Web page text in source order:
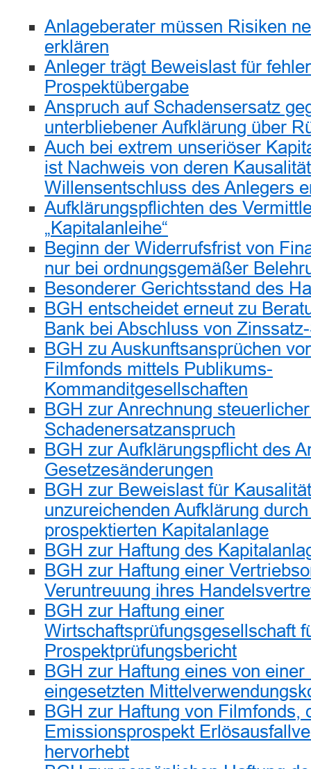
Anlageberater müssen Risiken
erklären
Anleger trägt Beweislast für
Prospektübergabe
Anspruch auf Schadensersatz
unterbliebener Aufklärung über
Auch bei extrem unseriöser
ist Nachweis von deren
Willensentschluss des Anlegers
Aufklärungspflichten des
„Kapitalanleihe“
Beginn der Widerrufsfrist von
nur bei ordnungsgemäßer
Besonderer Gerichtsstand des
BGH entscheidet erneut zu
Bank bei Abschluss von
BGH zu Auskunftsansprüchen
Filmfonds mittels Publikums-
Kommanditgesellschaften
BGH zur Anrechnung
Schadenersatzanspruch
BGH zur Aufklärungspflicht des
Gesetzesänderungen
BGH zur Beweislast für
unzureichenden Aufklärung
prospektierten Kapitalanlage
BGH zur Haftung des
BGH zur Haftung einer
Veruntreuung ihres
BGH zur Haftung einer
Wirtschaftsprüfungsgesellschaft
Prospektprüfungsbericht
BGH zur Haftung eines von
eingesetzten
BGH zur Haftung von Filmfonds,
Emissionsprospekt
hervorhebt